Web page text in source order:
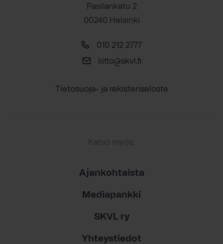
Pasilankatu 2
00240 Helsinki
010 212 2777
liitto@skvl.fi
Tietosuoja- ja rekisteriseloste
Katso myös:
Ajankohtaista
Mediapankki
SKVL ry
Yhteystiedot